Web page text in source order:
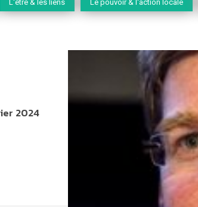
L'être & les liens Le pouvoir & l'action locale
2024